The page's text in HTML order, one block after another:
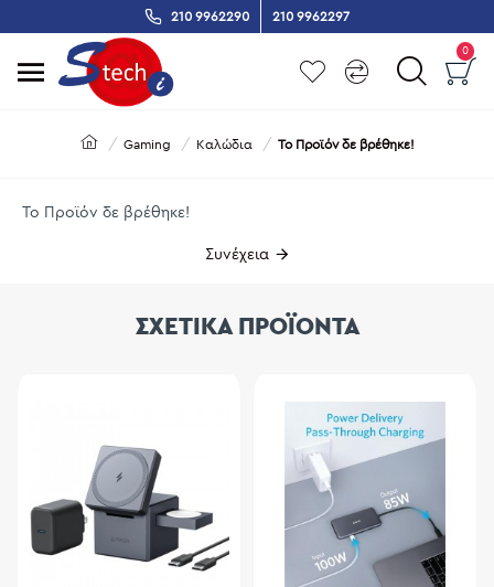
210 9962290 210 9962297
0
Gaming Καλώδια Το Προϊόν δε βρέθηκε!
Το Προϊόν δε βρέθηκε!
Συνέχεια
ΣΧΕΤΙΚΑ ΠΡΟΪΟΝΤΑ